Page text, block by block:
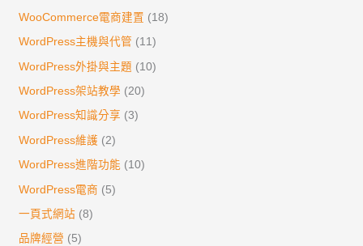
WooCommerce電商建置 (18)
WordPress主機與代管 (11)
WordPress外掛與主題 (10)
WordPress架站教學 (20)
WordPress知識分享 (3)
WordPress維護 (2)
WordPress進階功能 (10)
WordPress電商 (5)
一頁式網站 (8)
品牌經營 (5)